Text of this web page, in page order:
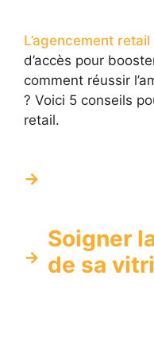
L’agencement retail
d’accès pour
comment réussir
? Voici 5 conseils
retail.
Soigner
de sa